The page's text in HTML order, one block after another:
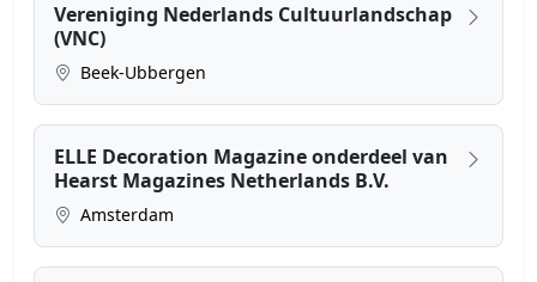
Vereniging Nederlands Cultuurlandschap
(VNC)
Beek-Ubbergen
ELLE Decoration Magazine onderdeel van
Hearst Magazines Netherlands B.V.
Amsterdam